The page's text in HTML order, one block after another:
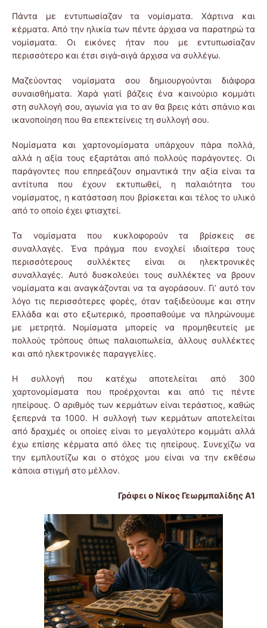
Πάντα με εντυπωσίαζαν τα νομίσματα. Χάρτινα και
κέρματα. Από την ηλικία των πέντε άρχισα να παρατηρώ τα
νομίσματα. Οι εικόνες ήταν που με εντυπωσίαζαν
περισσότερο και έτσι σιγά-σιγά άρχισα να συλλέγω.
Μαζεύοντας νομίσματα σου δημιουργούνται διάφορα
συναισθήματα. Χαρά γιατί βάζεις ένα καινούριο κομμάτι
στη συλλογή σου, αγωνία για το αν θα βρεις κάτι σπάνιο και
ικανοποίηση που θα επεκτείνεις τη συλλογή σου.
Νομίσματα και χαρτονομίσματα υπάρχουν πάρα πολλά,
αλλά η αξία τους εξαρτάται από πολλούς παράγοντες. Οι
παράγοντες που επηρεάζουν σημαντικά την αξία είναι τα
αντίτυπα που έχουν εκτυπωθεί, η παλαιότητα του
νομίσματος, η κατάσταση που βρίσκεται και τέλος το υλικό
από το οποίο έχει φτιαχτεί.
Τα νομίσματα που κυκλοφορούν τα βρίσκεις σε
συναλλαγές. Ένα πράγμα που ενοχλεί ιδιαίτερα τους
περισσότερους συλλέκτες είναι οι ηλεκτρονικές
συναλλαγές. Αυτό δυσκολεύει τους συλλέκτες να βρουν
νομίσματα και αναγκάζονται να τα αγοράσουν. Γι’ αυτό τον
λόγο τις περισσότερες φορές, όταν ταξιδεύουμε και στην
Ελλάδα και στο εξωτερικό, προσπαθούμε να πληρώνουμε
με μετρητά. Νομίσματα μπορείς να προμηθευτείς με
πολλούς τρόπους όπως παλαιοπωλεία, άλλους συλλέκτες
και από ηλεκτρονικές παραγγελίες.
Η συλλογή που κατέχω αποτελείται από 300
χαρτονομίσματα που προέρχονται και από τις πέντε
ηπείρους. Ο αριθμός των κερμάτων είναι τεράστιος, καθώς
ξεπερνά τα 1000. Η συλλογή των κερμάτων αποτελείται
από δραχμές οι οποίες είναι το μεγαλύτερο κομμάτι αλλά
έχω επίσης κέρματα από όλες τις ηπείρους. Συνεχίζω να
την εμπλουτίζω και ο στόχος μου είναι να την εκθέσω
κάποια στιγμή στο μέλλον.
Γράφει ο Νίκος Γεωρμπαλίδης Α1